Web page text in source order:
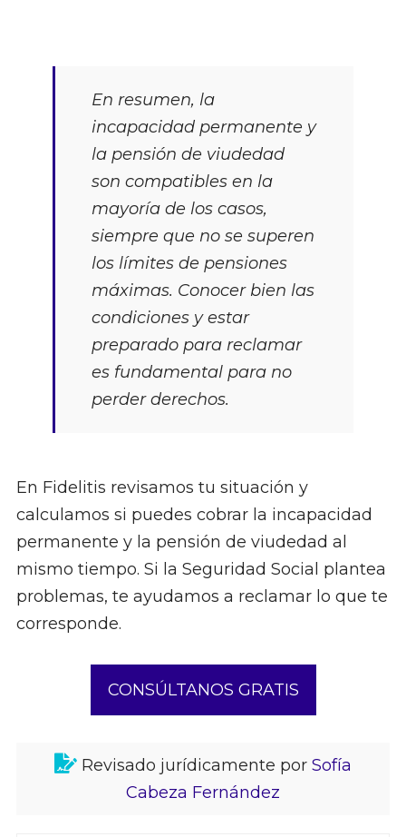
En resumen, la
incapacidad permanente y
la pensión de viudedad
son compatibles en la
mayoría de los casos,
siempre que no se superen
los límites de pensiones
máximas. Conocer bien las
condiciones y estar
preparado para reclamar
es fundamental para no
perder derechos.
En Fidelitis revisamos tu situación y
calculamos si puedes cobrar la incapacidad
permanente y la pensión de viudedad al
mismo tiempo. Si la Seguridad Social plantea
problemas, te ayudamos a reclamar lo que te
corresponde.
CONSÚLTANOS GRATIS
Revisado jurídicamente por Sofía
Cabeza Fernández